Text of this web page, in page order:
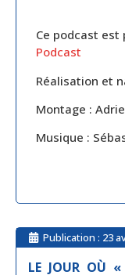
Ce podcast
Podcast
Réalisation et
Montage :
Musique :
Publication : 23
LE JOUR OÙ «